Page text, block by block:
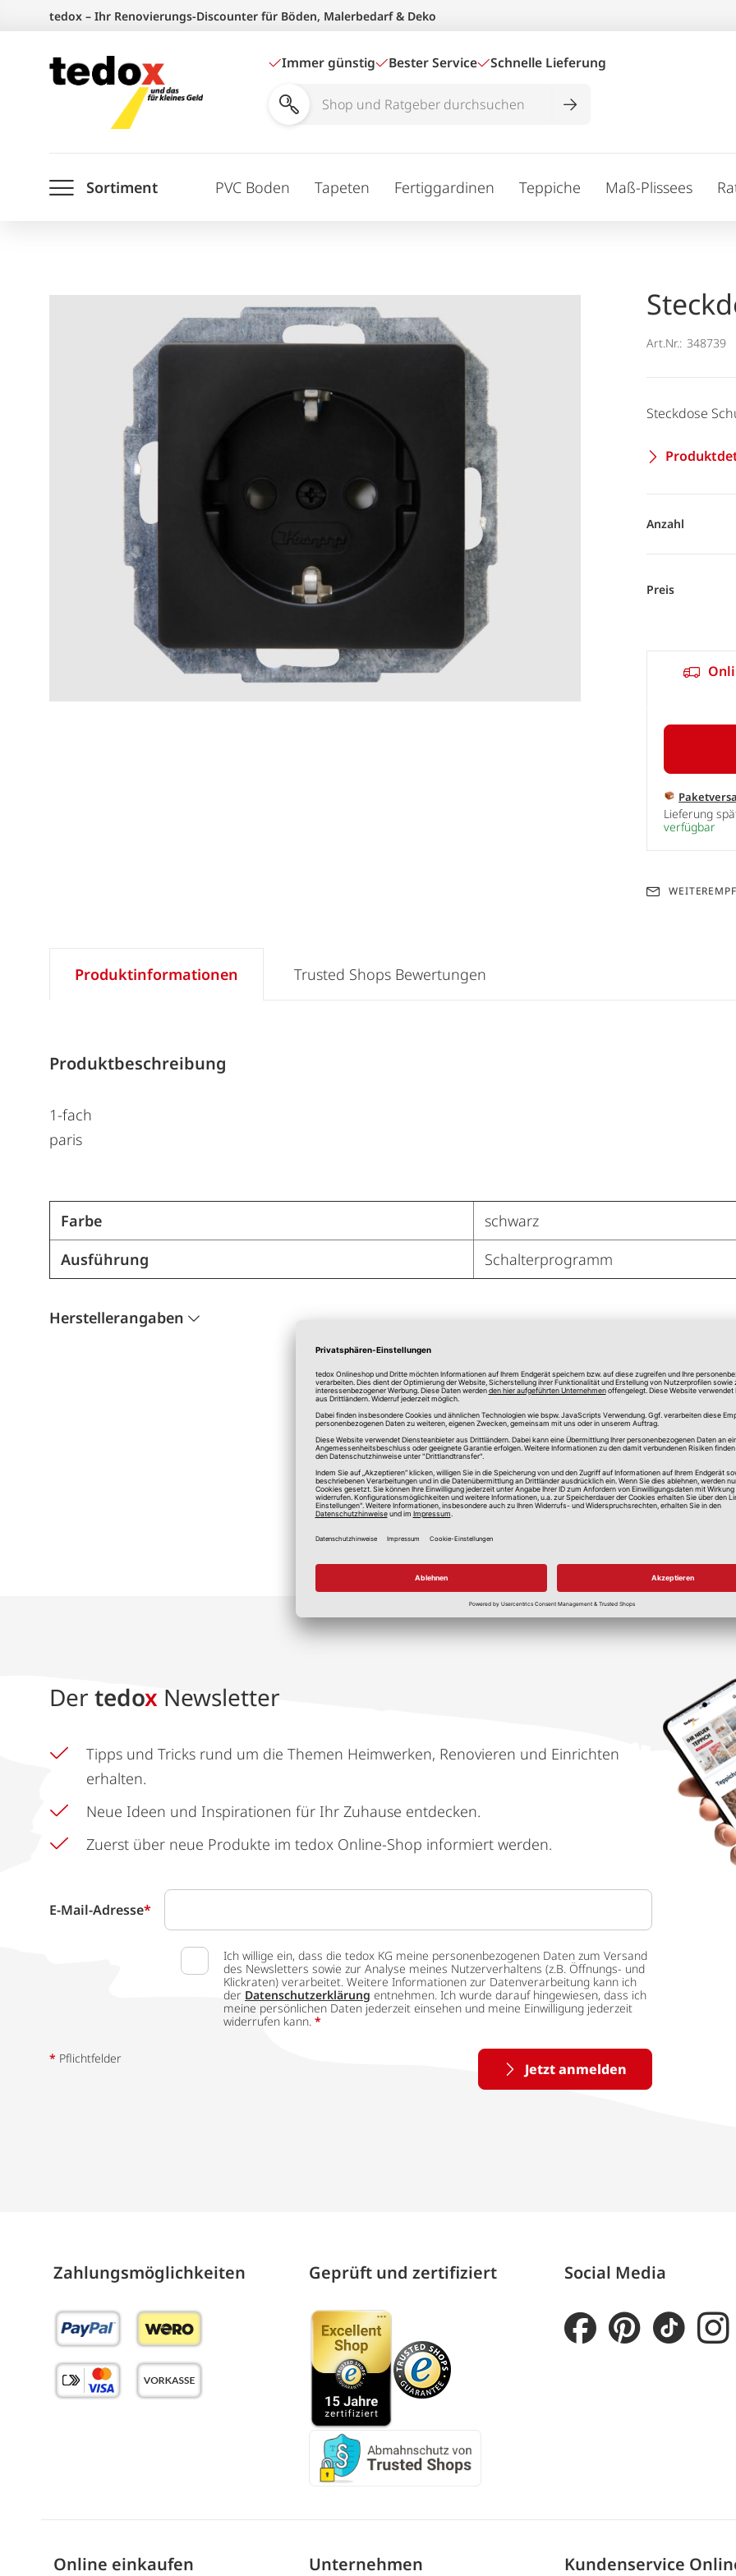
springen
tedox – Ihr Renovierungs-Discounter für Böden, Malerbedarf & Deko
Immer günstig Bester Service Schnelle Lieferung
Shop
durchsuchen
Sortiment PVC Boden Tapeten Fertiggardinen Teppiche Maß-Plissees
Art.Nr.: 348739
Steckdose
Anzahl
Preis
Lieferung
verfügbar
Produktinformationen
Produktbeschreibung
1-fach
paris
Farbe
schwarz
Ausführung
Schalterprogramm
Herstellerangaben
Trusted Shops Bewertungen
*Alle Preise in Euro, inkl. gesetzlicher Mehrwertsteuer, zzgl.
Der tedox Newsletter
Tipps und Tricks rund um die Themen Heimwerken, Renovieren und Einrichten
erhalten.
Neue Ideen und Inspirationen für Ihr Zuhause entdecken.
Zuerst über neue Produkte im tedox Online-Shop informiert werden.
E-Mail-Adresse*
Ich willige ein, dass die tedox KG meine personenbezogenen Daten zum Versand
des Newsletters sowie zur Analyse meines Nutzerverhaltens (z.B. Öffnungs- und
Klickraten) verarbeitet. Weitere Informationen zur Datenverarbeitung kann ich
der Datenschutzerklärung entnehmen. Ich wurde darauf hingewiesen, dass ich
meine persönlichen Daten jederzeit einsehen und meine Einwilligung jederzeit
widerrufen kann. *
Jetzt anmelden
* Pflichtfelder
Zahlungs­möglich­keiten Geprüft und zertifiziert Social Media
Online einkaufen Unternehmen Kundenservice